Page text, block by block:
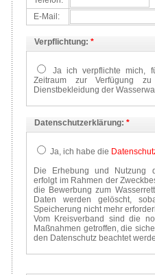
E-Mail:
Verpflichtung: *
Ja ich verpflichte mich,
Zeitraum zur Verfügung
Dienstbekleidung der
Datenschutzerklärung: *
Ja, ich habe die
Die Erhebung und Nutzung
erfolgt im Rahmen der
die Bewerbung zum
Daten werden gelöscht,
Speicherung nicht mehr
Vom Kreisverband sind die
Maßnahmen getroffen, die
den Datenschutz beachtet